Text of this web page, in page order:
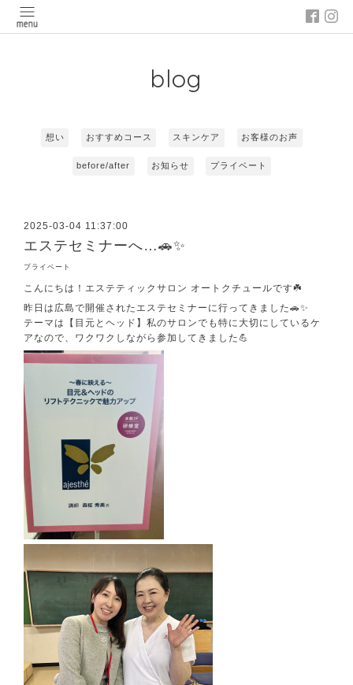
blog
想い おすすめコース スキンケア お客様のお声
before/after お知らせ プライベート
2025-03-04 11:37:00
エステセミナーへ…🚗✨
プライベート
こんにちは！エステティックサロン オートクチュールです☘️
昨日は広島で開催されたエステセミナーに行ってきました🚗✨
テーマは【目元とヘッド】私のサロンでも特に大切にしているケ
アなので、ワクワクしながら参加してきました💪